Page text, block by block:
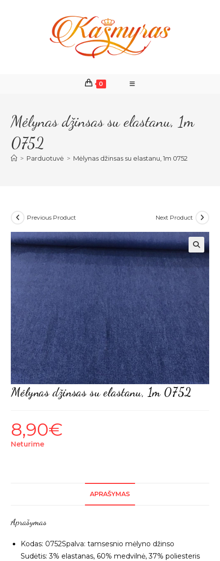
0
Mėlynas džinsas su elastanu, 1m
0752
> Parduotuvė > Mėlynas džinsas su elastanu, 1m 0752
Previous Product Next Product
Mėlynas džinsas su elastanu, 1m 0752
8,90€
Neturime
APRAŠYMAS
Aprašymas
Kodas: 0752Spalva: tamsesnio mėlyno džinso
Sudėtis: 3% elastanas, 60% medvilnė, 37% poliesteris